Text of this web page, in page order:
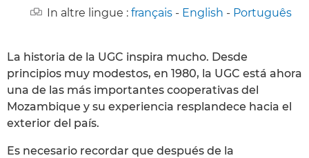
In altre lingue : français - English - Português
La historia de la UGC inspira mucho. Desde
principios muy modestos, en 1980, la UGC está ahora
una de las más importantes cooperativas del
Mozambique y su experiencia resplandece hacia el
exterior del país.
Es necesario recordar que después de la